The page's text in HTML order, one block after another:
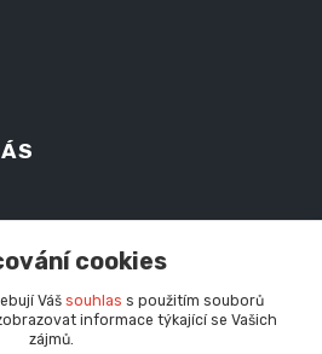
cookies
Váš souhlas s použitím souborů
informace týkající se Vašich
zájmů.